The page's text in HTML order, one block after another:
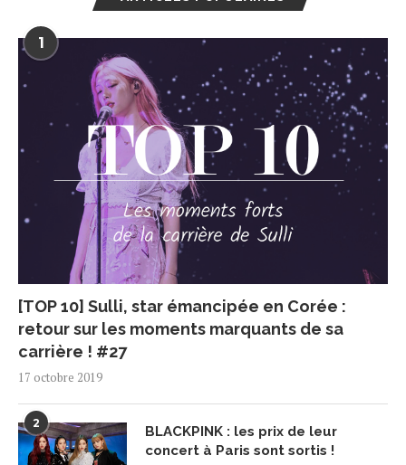
1
[TOP 10] Sulli, star émancipée en Corée :
retour sur les moments marquants de sa
carrière ! #27
17 octobre 2019
2
BLACKPINK : les prix de leur
concert à Paris sont sortis !